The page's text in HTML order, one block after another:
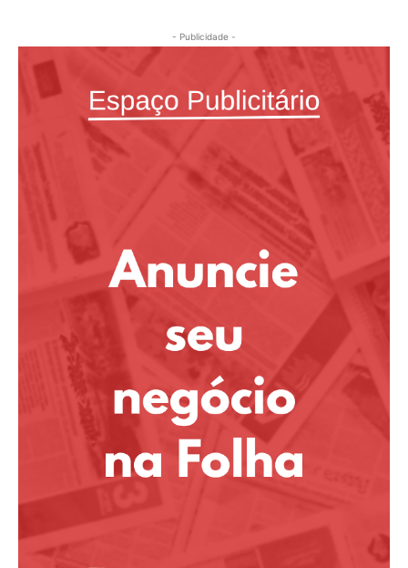
- Publicidade -